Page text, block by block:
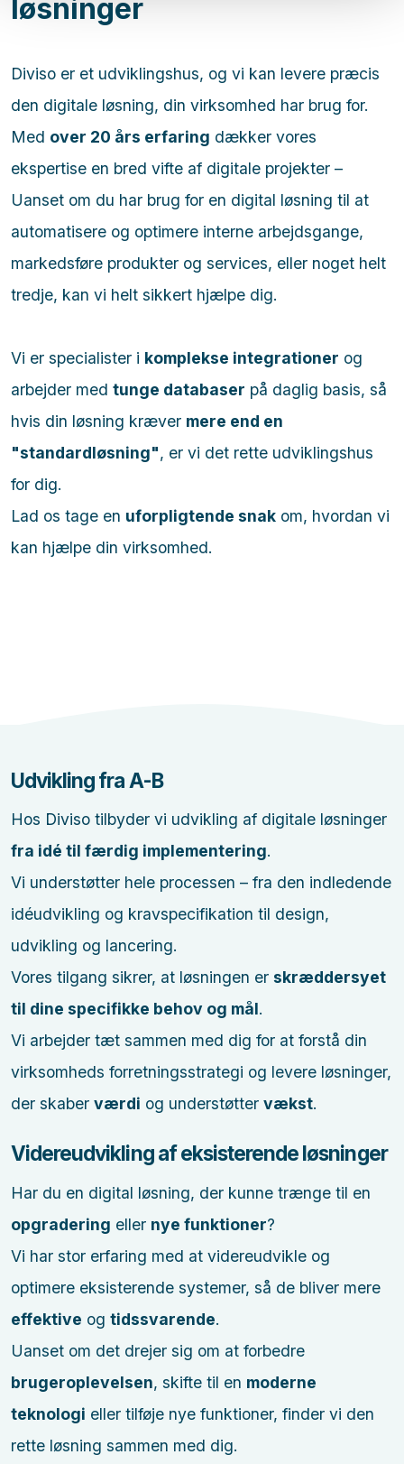
løsninger
Diviso er et udviklingshus, og vi kan levere præcis
den digitale løsning, din virksomhed har brug for.
Med over 20 års erfaring dækker vores
ekspertise en bred vifte af digitale projekter –
Uanset om du har brug for en digital løsning til at
automatisere og optimere interne arbejdsgange,
markedsføre produkter og services, eller noget helt
tredje, kan vi helt sikkert hjælpe dig.
Vi er specialister i komplekse integrationer og
arbejder med tunge databaser på daglig basis, så
hvis din løsning kræver mere end en
"standardløsning", er vi det rette udviklingshus
for dig.
Lad os tage en uforpligtende snak om, hvordan vi
kan hjælpe din virksomhed.
Udvikling fra A-B
Hos Diviso tilbyder vi udvikling af digitale løsninger
fra idé til færdig implementering.
Vi understøtter hele processen – fra den indledende
idéudvikling og kravspecifikation til design,
udvikling og lancering.
Vores tilgang sikrer, at løsningen er skræddersyet
til dine specifikke behov og mål.
Vi arbejder tæt sammen med dig for at forstå din
virksomheds forretningsstrategi og levere løsninger,
der skaber værdi og understøtter vækst.
Videreudvikling af eksisterende løsninger
Har du en digital løsning, der kunne trænge til en
opgradering eller nye funktioner?
Vi har stor erfaring med at videreudvikle og
optimere eksisterende systemer, så de bliver mere
effektive og tidssvarende.
Uanset om det drejer sig om at forbedre
brugeroplevelsen, skifte til en moderne
teknologi eller tilføje nye funktioner, finder vi den
rette løsning sammen med dig.